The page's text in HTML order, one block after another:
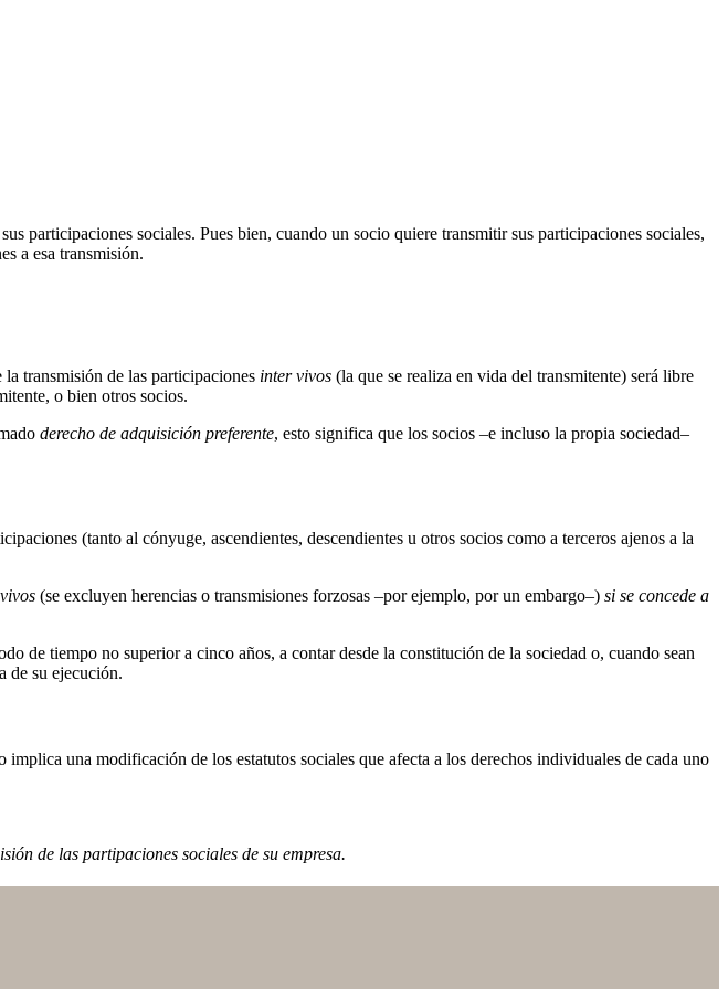
participaciones sociales. Pues bien, cuando un socio quiere transmitir sus participaciones sociales,
a esa transmisión.
la transmisión de las participaciones inter vivos (la que se realiza en vida del transmitente) será libre
o bien otros socios.
derecho de adquisición preferente, esto significa que los socios –e incluso la propia sociedad–
(tanto al cónyuge, ascendientes, descendientes u otros socios como a terceros ajenos a la
(se excluyen herencias o transmisiones forzosas –por ejemplo, por un embargo–) si se concede a
de tiempo no superior a cinco años, a contar desde la constitución de la sociedad o, cuando sean
de su ejecución.
una modificación de los estatutos sociales que afecta a los derechos individuales de cada uno
de las partipaciones sociales de su empresa.